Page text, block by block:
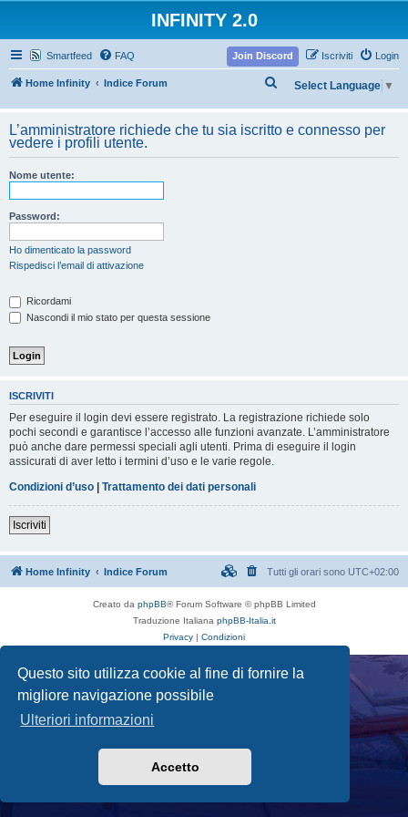
Questo sito utilizza cookie al fine di fornire la
migliore navigazione possibile
Ulteriori informazioni
Accetto
INFINITY 2.0
Smartfeed FAQ Login
Iscriviti
Join Discord
Home Infinity Indice Forum Select Language ▼
r
L’amministratore richiede che tu sia iscritto e connesso per
vedere i profili utente.
Nome utente:
Password:
Ho dimenticato la password
Rispedisci l’email di attivazione
Ricordami
Nascondi il mio stato per questa sessione
ISCRIVITI
Per eseguire il login devi essere registrato. La registrazione richiede solo
pochi secondi e garantisce l’accesso alle funzioni avanzate. L’amministratore
può anche dare permessi speciali agli utenti. Prima di eseguire il login
assicurati di aver letto i termini d’uso e le varie regole.
Condizioni d’uso | Trattamento dei dati personali
Iscriviti
Home Infinity Indice Forum Tutti gli orari sono UTC+02:00
Creato da phpBB® Forum Software © phpBB Limited
Traduzione Italiana phpBB-Italia.it
Privacy | Condizioni